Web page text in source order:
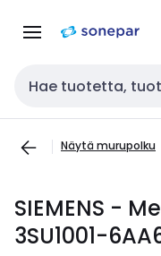
navigointiinsisältöön
Haku
Näytä murupolku
SIEMENS -
3SU1001-